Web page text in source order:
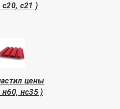
с20, с21 )
цены
н60, нс35 )